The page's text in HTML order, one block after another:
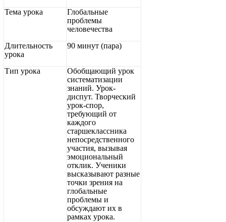
Тема урока
Глобальные
проблемы
человечества
Длительность
урока
90 минут (пара)
Тип урока
Обобщающий урок
систематизации
знаний. Урок-
диспут. Творческий
урок-спор,
требующий от
каждого
старшеклассника
непосредственного
участия, вызывая
эмоциональный
отклик. Ученики
высказывают разные
точки зрения на
глобальные
проблемы и
обсуждают их в
рамках урока.